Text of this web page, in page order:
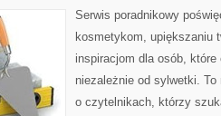
Serwis poradnikowy
kosmetykom, upiększaniu
inspiracjom dla osób,
niezależnie od sylwetki.
o czytelnikach, którzy